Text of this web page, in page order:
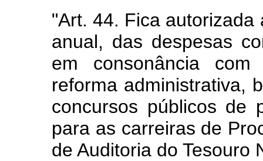
"Art. 44. Fica
anual, das despesas
em consonância
reforma administrativa,
concursos públicos de
para as carreiras de
de Auditoria do Tesouro